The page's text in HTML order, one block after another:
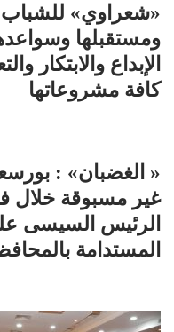
«شعراوي» للشباب
ومستقبلها
الإبداع والابتكار
كافة مشروعاتها
« الغضبان» :
غير مسبوقة خلال
الرئيس السيسى
المستدامة